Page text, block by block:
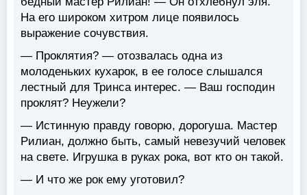
На его широком хитром лице появилось
выражение сочувствия.
— Проклятия? — отозвалась одна из
молоденьких кухарок, в ее голосе слышался
лестный для Тринса интерес. — Ваш господин
проклят? Неужели?
— Истинную правду говорю, дорогуша. Мастер
Рилиан, должно быть, самый невезучий человек
на свете. Игрушка в руках рока, вот кто он такой.
— И что же рок ему уготовил?